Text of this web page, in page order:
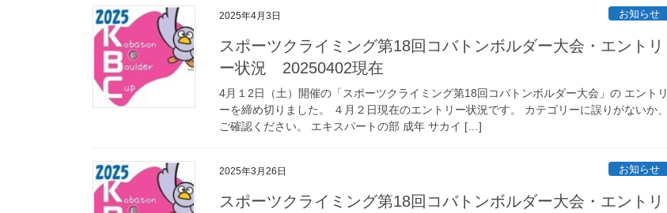
2025年4月3日 お知らせ
スポーツクライミング第18回コバトンボルダー大会・エントリ
ー状況 20250402現在
4月１2日（土）開催の「スポーツクライミング第18回コバトンボルダー大会」の エントリ
ーを締め切りました。 ４月２日現在のエントリー状況です。 カテゴリーに誤りがないか、
ご確認ください。 エキスパートの部 成年 サカイ […]
2025年3月26日 お知らせ
スポーツクライミング第18回コバトンボルダー大会・エントリ